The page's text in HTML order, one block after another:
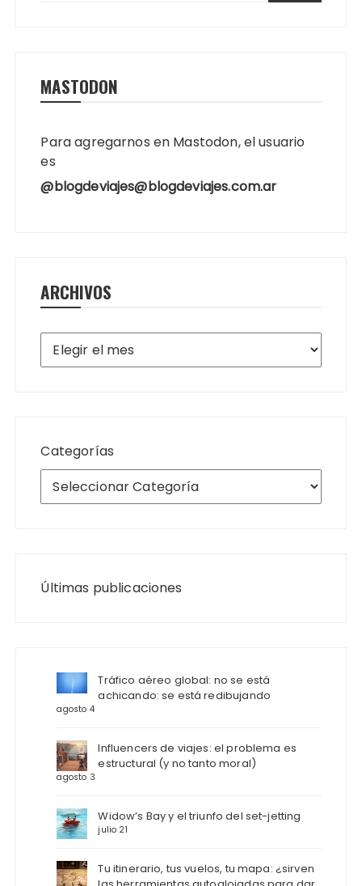
MASTODON
Para agregarnos en Mastodon, el usuario
es
@blogdeviajes@blogdeviajes.com.ar
ARCHIVOS
Archivos
Categorías
Últimas publicaciones
Tráfico aéreo global: no se está
achicando: se está redibujando
agosto 4
Influencers de viajes: el problema es
estructural (y no tanto moral)
agosto 3
Widow’s Bay y el triunfo del set-jetting
julio 21
Tu itinerario, tus vuelos, tu mapa: ¿sirven